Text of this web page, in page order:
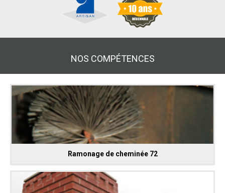
NOS COMPÉTENCES
Ramonage de cheminée 72